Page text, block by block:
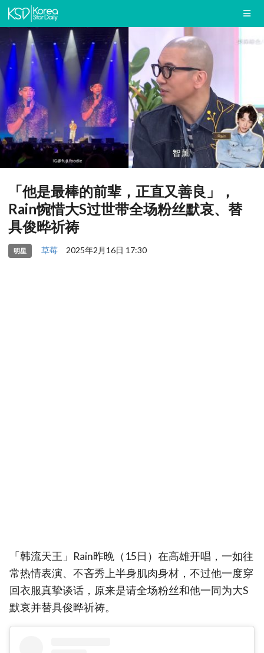
「他是最棒的前辈，正直又善良」，
Rain惋惜大S过世带全场粉丝默哀、替
具俊晔祈祷
明星 草莓 2025年2月16日 17:30
「韩流天王」Rain昨晚（15日）在高雄开唱，一如往
常热情表演、不吝秀上半身肌肉身材，不过他一度穿
回衣服真挚谈话，原来是请全场粉丝和他一同为大S
默哀并替具俊晔祈祷。